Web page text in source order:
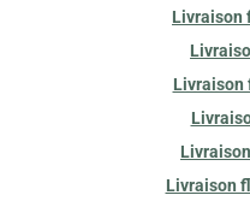
Livraison
Livraison
Livraison